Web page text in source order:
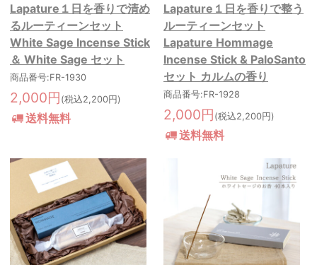
Lapature１日を香りで清め
るルーティーンセット
White Sage Incense Stick
＆ White Sage セット
商品番号:FR-1930
2,000円 (税込2,200円)
送料無料
Lapature１日を香りで整う
ルーティーンセット
Lapature Hommage
Incense Stick & PaloSanto
セット カルムの香り
商品番号:FR-1928
2,000円 (税込2,200円)
送料無料